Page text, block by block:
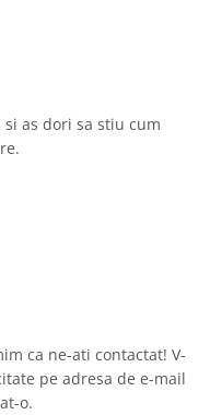
as dori sa stiu cum
ca ne-ati contactat! V-
pe adresa de e-mail
o.